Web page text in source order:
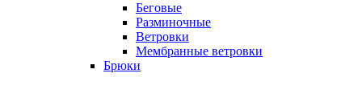
Беговые
Разминочные
Ветровки
Мембранные ветровки
Брюки